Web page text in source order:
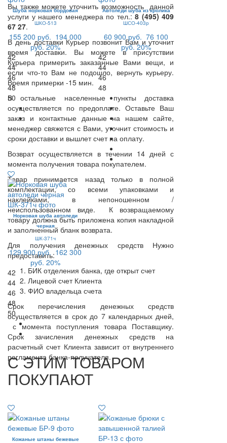
Вы также можете уточнить возможность данной
услуги у нашего менеджера по тел.:8 (495) 409
67 27.
В день доставки Курьер позвонит Вам и уточнит
время доставки. Вы можете в присутствии
Курьера примерить заказанные Вами вещи, и
если что-то Вам не подошло, вернуть курьеру.
Время примерки -15 мин.
В остальные населенные пункты доставка
осуществляется по предоплате. Оставьте Ваш
заказ и контактные данные на нашем сайте,
менеджер свяжется с Вами, уточнит стоимость и
сроки доставки и вышлет счет на оплату.
Возврат осуществляется в течении 14 дней с
момента получения товара покупателем.
Товар принимается назад только в полной
комплектации, со всеми упаковками и
наклейками, в непоношенном /
неиспользованном виде. К возвращаемому
товару должна быть приложена копия накладной
и заполненный бланк возврата.
Для получения денежных средств Нужно
предоставить:
БИК отделения банка, где открыт счет
Лицевой счет Клиента
ФИО владельца счета
Срок перечисления денежных средств
осуществляется в срок до 7 календарных дней,
с момента поступления товара Поставщику.
Срок зачисления денежных средств на
расчетный счет Клиента зависит от внутреннего
регламента банка-получателя.
Шуба норковая бордовая
ШКО-513
155 200 руб. 194 000
руб. 20%
42
44
46
48
50
Автоледи шуба из кролика
ШСО-403р
60 900 руб. 76 100
руб. 20%
42
44
46
48
Норковая шуба автоледи
черная
ШК-371ч
129 900 руб. 162 300
руб. 20%
42
44
46
48
50
С ЭТИМ ТОВАРОМ
ПОКУПАЮТ
Кожаные штаны бежевые